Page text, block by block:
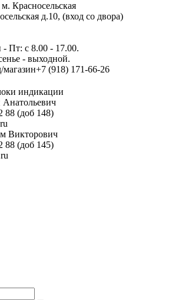
Красносельская
д.10, (вход со двора)
Пт: с 8.00 - 17.00.
- выходной.
магазин+7 (918) 171-66-26
индикации
Анатольевич
88 (доб 148)
Викторович
88 (доб 145)